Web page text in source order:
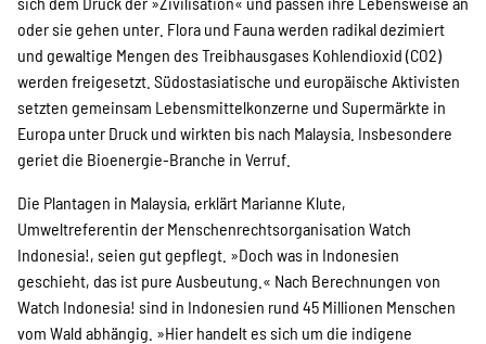
oder sie gehen unter. Flora und Fauna werden radikal dezimiert
und gewaltige Mengen des Treibhausgases Kohlendioxid (CO2)
werden freigesetzt. Südostasiatische und europäische Aktivisten
setzten gemeinsam Lebensmittelkonzerne und Supermärkte in
Europa unter Druck und wirkten bis nach Malaysia. Insbesondere
geriet die Bioenergie-Branche in Verruf.
Die Plantagen in Malaysia, erklärt Marianne Klute,
Umweltreferentin der Menschenrechtsorganisation Watch
Indonesia!, seien gut gepflegt. »Doch was in Indonesien
geschieht, das ist pure Ausbeutung.« Nach Berechnungen von
Watch Indonesia! sind in Indonesien rund 45 Millionen Menschen
vom Wald abhängig. »Hier handelt es sich um die indigene